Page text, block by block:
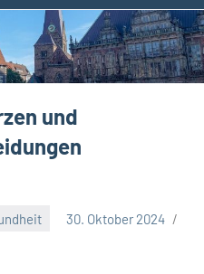
und
30. Oktober 2024